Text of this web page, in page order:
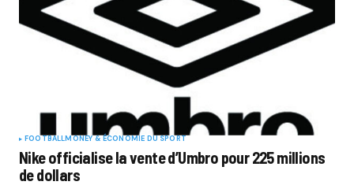
FOOTBALLMONEY & ÉCONOMIE DU SPORT
Nike officialise la vente d’Umbro pour 225 millions
de dollars